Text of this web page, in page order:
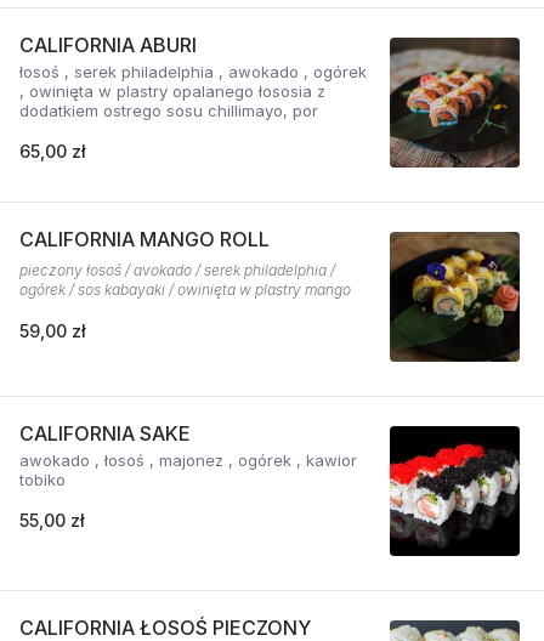
CALIFORNIA ABURI
łosoś , serek philadelphia , awokado , ogórek
, owinięta w plastry opalanego łososia z
dodatkiem ostrego sosu chillimayo, por
65,00 zł
CALIFORNIA MANGO ROLL
pieczony łosoś / avokado / serek philadelphia /
ogórek / sos kabayaki / owinięta w plastry mango
59,00 zł
CALIFORNIA SAKE
awokado , łosoś , majonez , ogórek , kawior
tobiko
55,00 zł
CALIFORNIA ŁOSOŚ PIECZONY